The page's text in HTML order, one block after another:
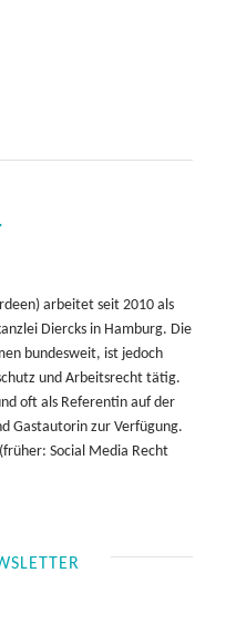
arbeitet seit 2010 als
Diercks in Hamburg. Die
bundesweit, ist jedoch
und Arbeitsrecht tätig.
oft als Referentin auf der
Gastautorin zur Verfügung.
Social Media Recht